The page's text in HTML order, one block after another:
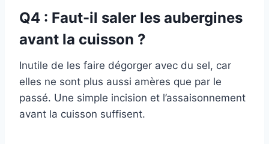
Q4 : Faut-il saler les aubergines
avant la cuisson ?
Inutile de les faire dégorger avec du sel, car
elles ne sont plus aussi amères que par le
passé. Une simple incision et l’assaisonnement
avant la cuisson suffisent.